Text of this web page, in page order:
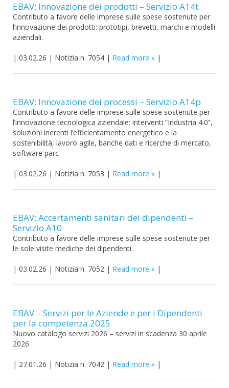
EBAV: Innovazione dei prodotti – Servizio A14t
Contributo a favore delle imprese sulle spese sostenute per
l’innovazione dei prodotti: prototipi, brevetti, marchi e modelli
aziendali.
| 03.02.26 | Notizia n. 7054 | Read more |
EBAV: Innovazione dei processi – Servizio A14p
Contributo a favore delle imprese sulle spese sostenute per
l’innovazione tecnologica aziendale: interventi “Industria 4.0”,
soluzioni inerenti l’efficientamento energetico e la
sostenibilità, lavoro agile, banche dati e ricerche di mercato,
software parc
| 03.02.26 | Notizia n. 7053 | Read more |
EBAV: Accertamenti sanitari dei dipendenti –
Servizio A10
Contributo a favore delle imprese sulle spese sostenute per
le sole visite mediche dei dipendenti.
| 03.02.26 | Notizia n. 7052 | Read more |
EBAV – Servizi per le Aziende e per i Dipendenti
per la competenza 2025
Nuovo catalogo servizi 2026 – servizi in scadenza 30 aprile
2026
| 27.01.26 | Notizia n. 7042 | Read more |